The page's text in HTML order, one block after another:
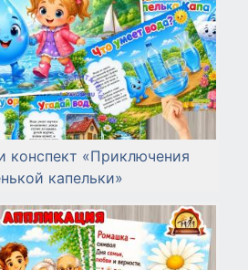
конспект «Приключения
капельки»